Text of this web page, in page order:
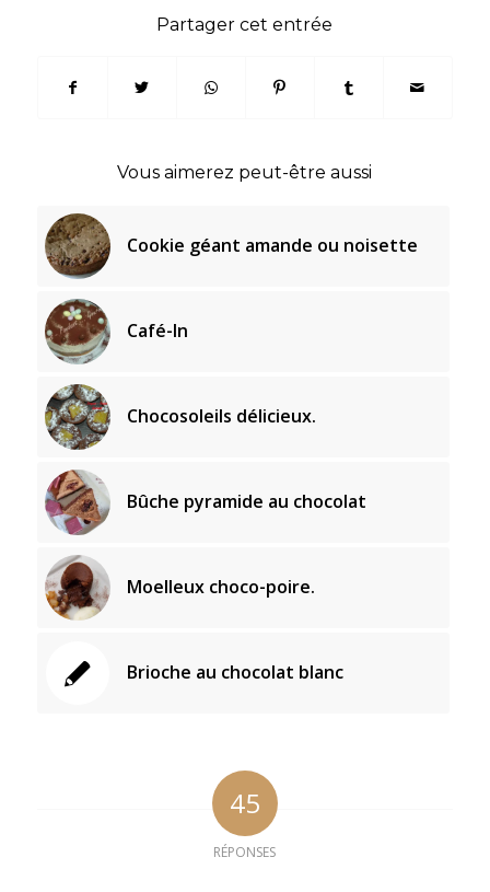
Partager cet entrée
Vous aimerez peut-être aussi
Cookie géant amande ou noisette
Café-In
Chocosoleils délicieux.
Bûche pyramide au chocolat
Moelleux choco-poire.
Brioche au chocolat blanc
45
RÉPONSES